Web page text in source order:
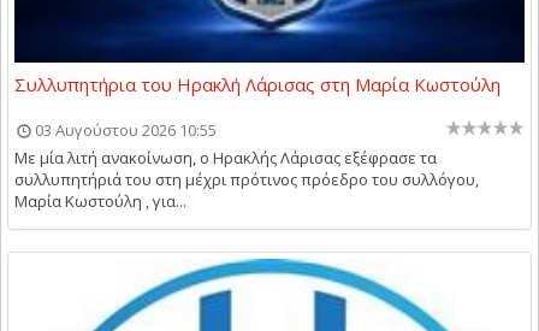
Συλλυπητήρια του Ηρακλή Λάρισας στη Μαρία Κωστούλη
03 Αυγούστου 2026 10:55
Με μία λιτή ανακοίνωση, ο Ηρακλής Λάρισας εξέφρασε τα
συλλυπητήριά του στη μέχρι πρότινος πρόεδρο του συλλόγου,
Μαρία Κωστούλη , για...